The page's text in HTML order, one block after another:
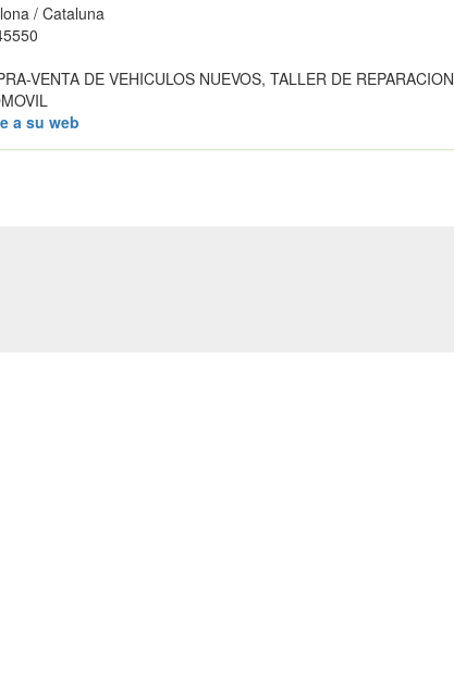
/ Cataluna
VENTA DE VEHICULOS NUEVOS, TALLER DE REPARACION
a su web